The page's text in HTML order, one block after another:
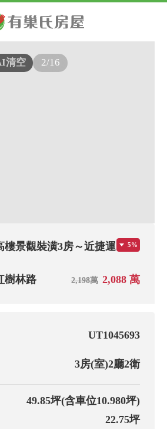
清空 2/16
樓景觀裝潢3房～近捷運
5%
樹林路 2,198萬 2,088 萬
UT1045693
3房(室)2廳2衛
49.85坪(含車位10.980坪)
22.75坪